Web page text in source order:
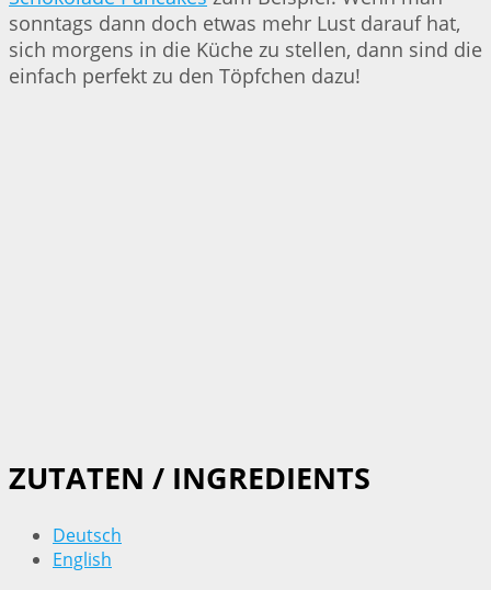
sonntags dann doch etwas mehr Lust darauf hat,
sich morgens in die Küche zu stellen, dann sind die
einfach perfekt zu den Töpfchen dazu!
ZUTATEN / INGREDIENTS
Deutsch
English